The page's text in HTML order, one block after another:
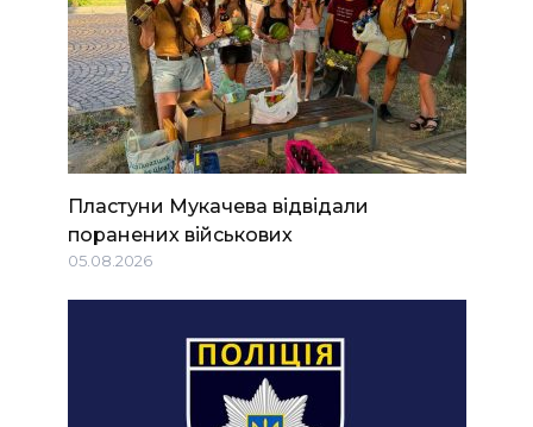
Пластуни Мукачева відвідали
поранених військових
05.08.2026